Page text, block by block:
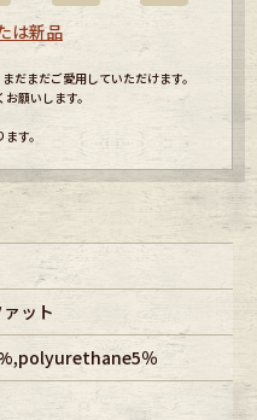
は新品
だまだご愛用していただけます。
願いします。
す。
ット
％